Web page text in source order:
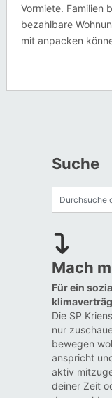
Vormiete. Familien
bezahlbare
mit anpacken
Suche
Mach
Für ein
Die SP
nur
bewegen
anspricht
aktiv
deiner Zeit